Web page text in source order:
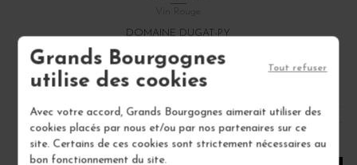
Grands Bourgognes
utilise des cookies
Avec votre accord, Grands Bourgognes aimerait utiliser des
cookies placés par nous et/ou par nos partenaires sur ce
site. Certains de ces cookies sont strictement nécessaires au
bon fonctionnement du site.
Tout refuser
DOMAINE DUGAT-PY
770,00 €